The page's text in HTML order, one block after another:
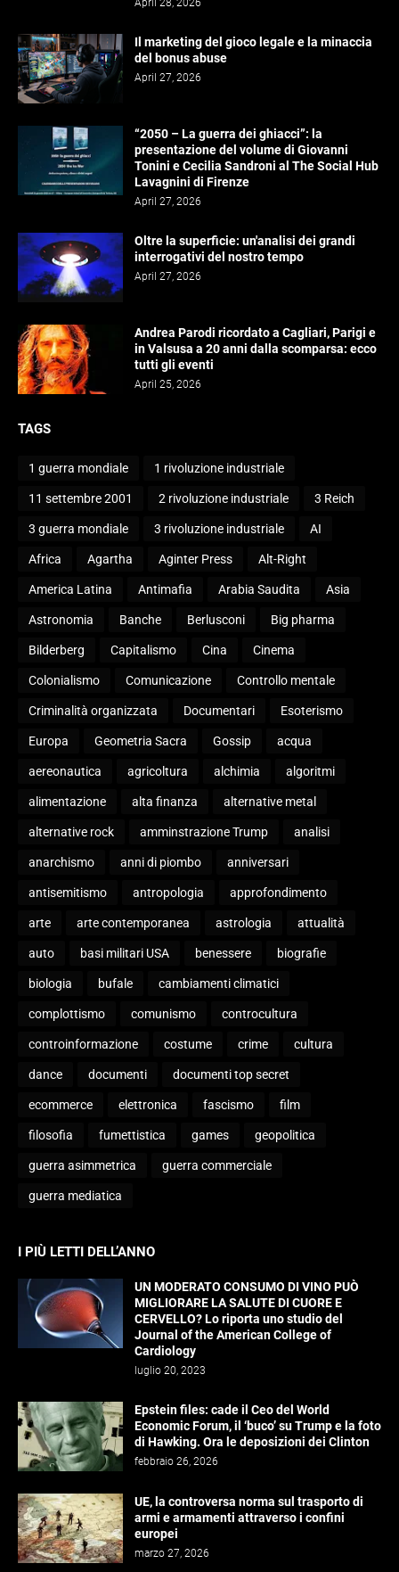
April 28, 2026
Il marketing del gioco legale e la minaccia
del bonus abuse
April 27, 2026
“2050 – La guerra dei ghiacci”: la
presentazione del volume di Giovanni
Tonini e Cecilia Sandroni al The Social Hub
Lavagnini di Firenze
April 27, 2026
Oltre la superficie: un'analisi dei grandi
interrogativi del nostro tempo
April 27, 2026
Andrea Parodi ricordato a Cagliari, Parigi e
in Valsusa a 20 anni dalla scomparsa: ecco
tutti gli eventi
April 25, 2026
TAGS
1 guerra mondiale 1 rivoluzione industriale
11 settembre 2001 2 rivoluzione industriale 3 Reich
3 guerra mondiale 3 rivoluzione industriale AI
Africa Agartha Aginter Press Alt-Right
America Latina Antimafia Arabia Saudita Asia
Astronomia Banche Berlusconi Big pharma
Bilderberg Capitalismo Cina Cinema
Colonialismo Comunicazione Controllo mentale
Criminalità organizzata Documentari Esoterismo
Europa Geometria Sacra Gossip acqua
aereonautica agricoltura alchimia algoritmi
alimentazione alta finanza alternative metal
alternative rock amminstrazione Trump analisi
anarchismo anni di piombo anniversari
antisemitismo antropologia approfondimento
arte arte contemporanea astrologia attualità
auto basi militari USA benessere biografie
biologia bufale cambiamenti climatici
complottismo comunismo controcultura
controinformazione costume crime cultura
dance documenti documenti top secret
ecommerce elettronica fascismo film
filosofia fumettistica games geopolitica
guerra asimmetrica guerra commerciale
guerra mediatica
I PIÙ LETTI DELL’ANNO
UN MODERATO CONSUMO DI VINO PUÒ
MIGLIORARE LA SALUTE DI CUORE E
CERVELLO? Lo riporta uno studio del
Journal of the American College of
Cardiology
luglio 20, 2023
Epstein files: cade il Ceo del World
Economic Forum, il ‘buco’ su Trump e la foto
di Hawking. Ora le deposizioni dei Clinton
febbraio 26, 2026
UE, la controversa norma sul trasporto di
armi e armamenti attraverso i confini
europei
marzo 27, 2026